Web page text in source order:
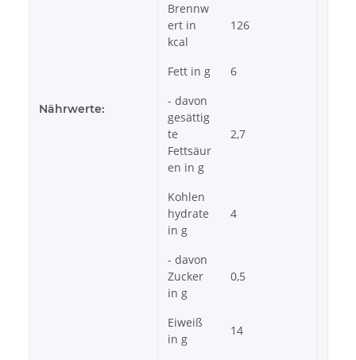
Nährwerte:
Brennw
ert in
kcal
126
Fett in g
6
- davon
gesättig
te
Fettsäur
en in g
2,7
Kohlen
hydrate
in g
4
- davon
Zucker
in g
0,5
Eiweiß
in g
14